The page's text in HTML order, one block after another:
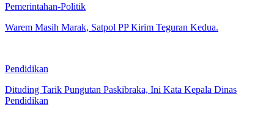
Pemerintahan-Politik
Warem Masih Marak, Satpol PP Kirim Teguran Kedua.
Pendidikan
Dituding Tarik Pungutan Paskibraka, Ini Kata Kepala Dinas
Pendidikan